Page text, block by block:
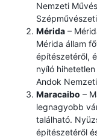
Nemzeti
Mérida –
Mérida állam
építészetéről,
nyíló
Andok
Maracaibo –
legnagyobb
található.
építészetéről